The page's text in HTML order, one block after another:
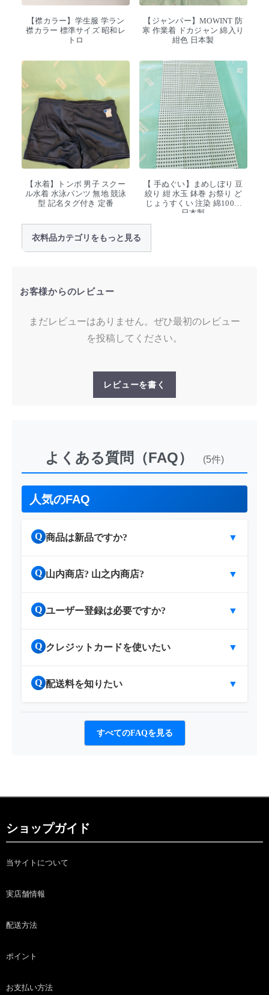
【襟カラー】学生服 学ラン
襟カラー 標準サイズ 昭和レ
トロ
【ジャンパー】MOWINT 防
寒 作業着 ドカジャン 綿入り
紺色 日本製
【水着】トンボ 男子 スクー
ル水着 水泳パンツ 無地 競泳
型 記名タグ付き 定番
【 手ぬぐい】まめしぼり 豆
絞り 紺 水玉 鉢巻 お祭り ど
じょうすくい 注染 綿100%
日本製
衣料品カテゴリをもっと見る
お客様からのレビュー
まだレビューはありません。ぜひ最初のレビュー
を投稿してください。
レビューを書く
よくある質問（FAQ） (5件)
人気のFAQ
Q 商品は新品ですか? ▼
Q 山内商店? 山之内商店? ▼
Q ユーザー登録は必要ですか? ▼
Q クレジットカードを使いたい ▼
Q 配送料を知りたい ▼
すべてのFAQを見る
ショップガイド
当サイトについて
実店舗情報
配送方法
ポイント
お支払い方法